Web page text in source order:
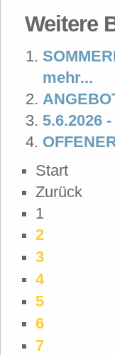
Weitere
mehr...
5.6.2026
Start
Zurück
1
2
3
4
5
6
7